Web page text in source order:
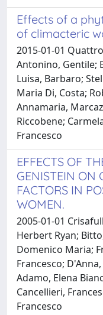
Effects of a
of climacteric
2015-01-01
Antonino, Gentile;
Luisa, Barbaro;
Maria Di, Costa;
Annamaria,
Riccobene;
Francesco
EFFECTS OF
GENISTEIN ON
FACTORS IN
WOMEN.
2005-01-01
Herbert Ryan;
Domenico Maria;
Francesco;
Adamo, Elena
Cancellieri,
Francesco